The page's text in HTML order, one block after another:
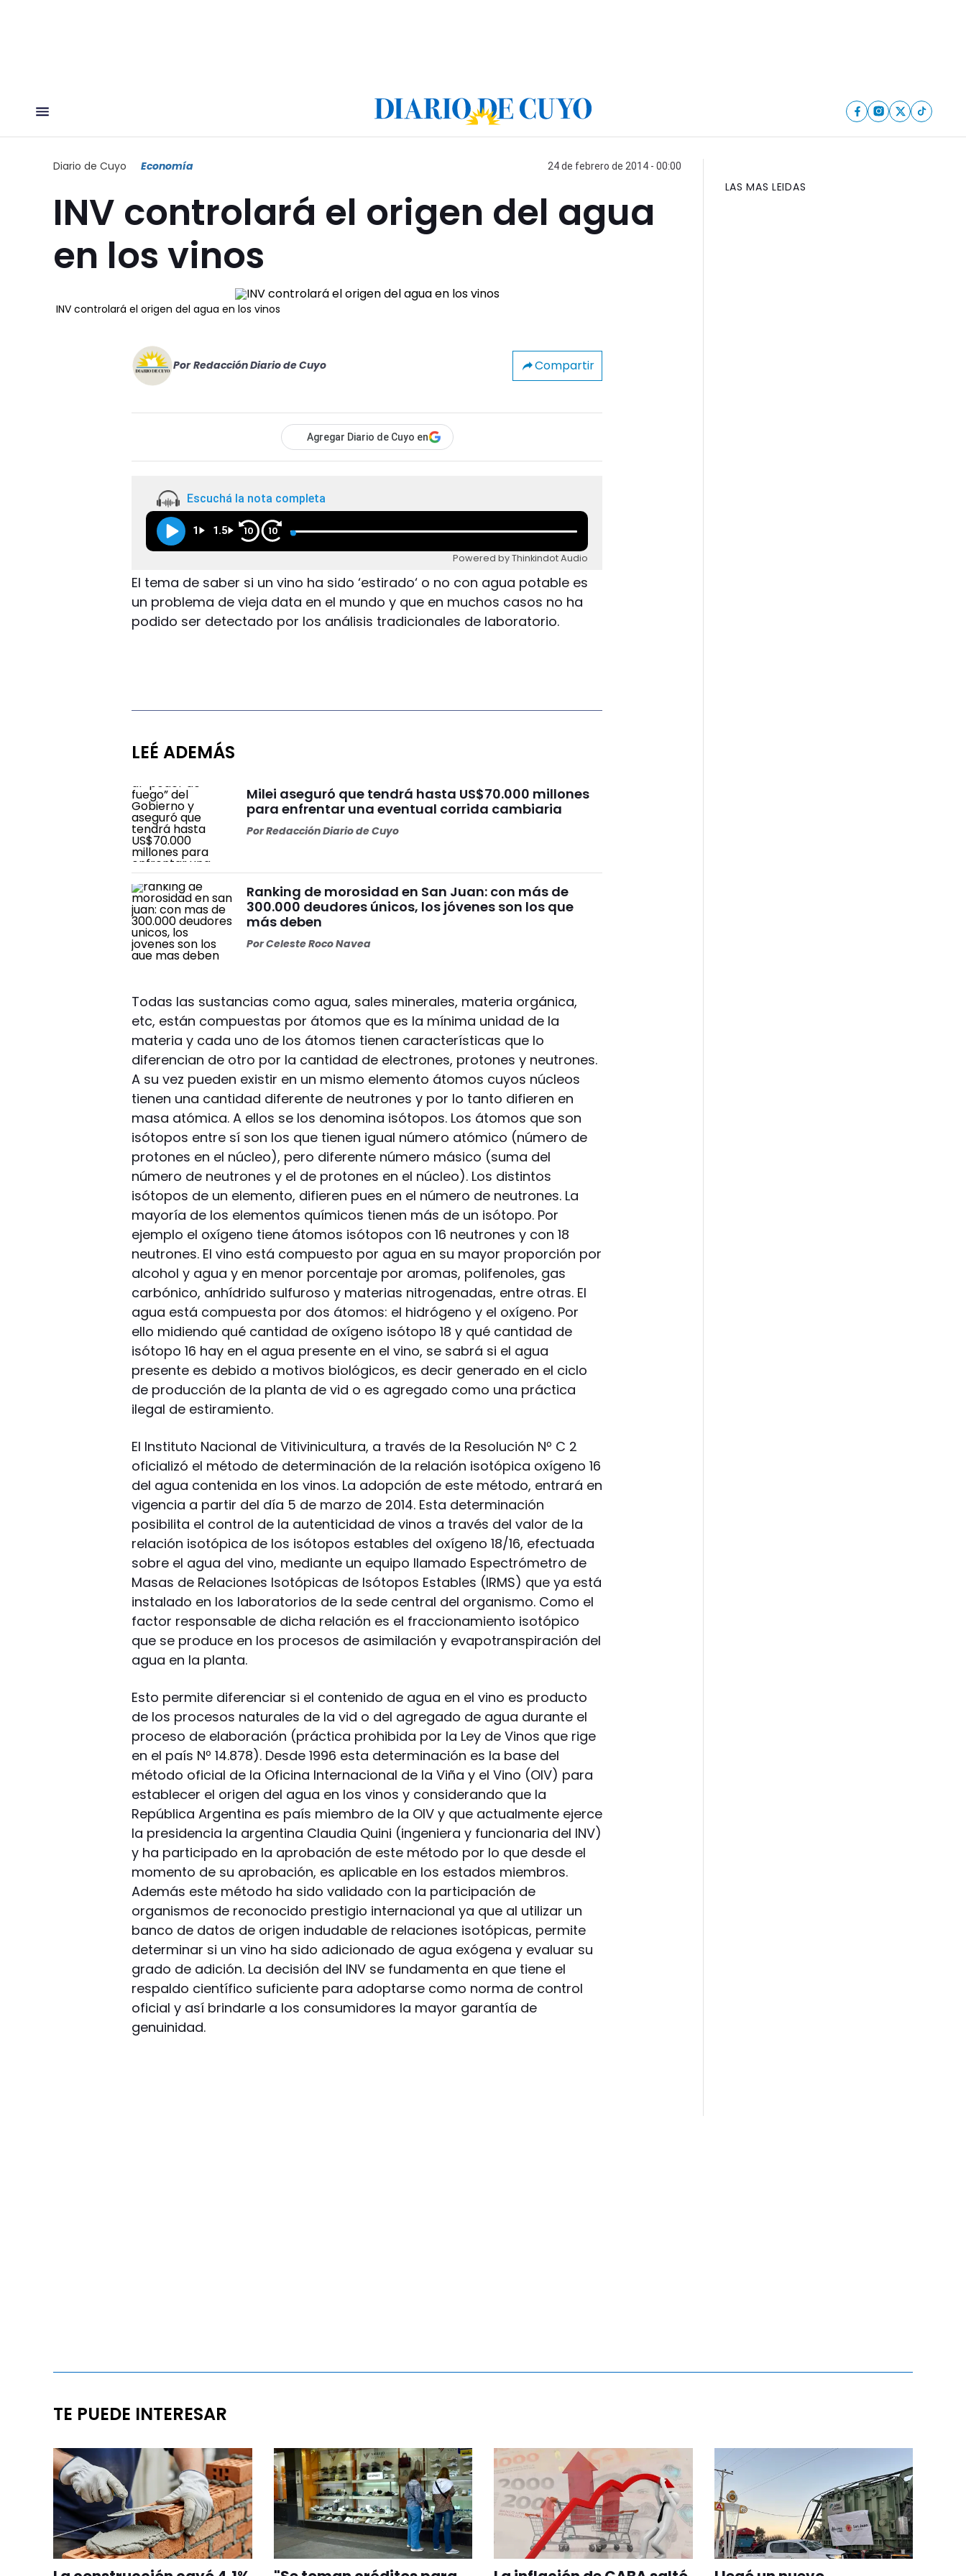
Diario de Cuyo Economía 24 de febrero de 2014 - 00:00
INV controlará el origen del agua
en los vinos
INV controlará el origen del agua en los vinos
Por Redacción Diario de Cuyo Compartir
Agregar Diario de Cuyo en
Escuchá la nota completa
1 1.5 10 10
Powered by Thinkindot Audio
El tema de saber si un vino ha sido ‘estirado‘ o no con agua potable es
un problema de vieja data en el mundo y que en muchos casos no ha
podido ser detectado por los análisis tradicionales de laboratorio.
LEÉ ADEMÁS
Milei aseguró que tendrá hasta US$70.000 millones
para enfrentar una eventual corrida cambiaria
PorRedacción Diario de Cuyo
Ranking de morosidad en San Juan: con más de
300.000 deudores únicos, los jóvenes son los que
más deben
PorCeleste Roco Navea
Todas las sustancias como agua, sales minerales, materia orgánica,
etc, están compuestas por átomos que es la mínima unidad de la
materia y cada uno de los átomos tienen características que lo
diferencian de otro por la cantidad de electrones, protones y neutrones.
A su vez pueden existir en un mismo elemento átomos cuyos núcleos
tienen una cantidad diferente de neutrones y por lo tanto difieren en
masa atómica. A ellos se los denomina isótopos. Los átomos que son
isótopos entre sí son los que tienen igual número atómico (número de
protones en el núcleo), pero diferente número másico (suma del
número de neutrones y el de protones en el núcleo). Los distintos
isótopos de un elemento, difieren pues en el número de neutrones. La
mayoría de los elementos químicos tienen más de un isótopo. Por
ejemplo el oxígeno tiene átomos isótopos con 16 neutrones y con 18
neutrones. El vino está compuesto por agua en su mayor proporción por
alcohol y agua y en menor porcentaje por aromas, polifenoles, gas
carbónico, anhídrido sulfuroso y materias nitrogenadas, entre otras. El
agua está compuesta por dos átomos: el hidrógeno y el oxígeno. Por
ello midiendo qué cantidad de oxígeno isótopo 18 y qué cantidad de
isótopo 16 hay en el agua presente en el vino, se sabrá si el agua
presente es debido a motivos biológicos, es decir generado en el ciclo
de producción de la planta de vid o es agregado como una práctica
ilegal de estiramiento.
El Instituto Nacional de Vitivinicultura, a través de la Resolución Nº C 2
oficializó el método de determinación de la relación isotópica oxígeno 16
del agua contenida en los vinos. La adopción de este método, entrará en
vigencia a partir del día 5 de marzo de 2014. Esta determinación
posibilita el control de la autenticidad de vinos a través del valor de la
relación isotópica de los isótopos estables del oxígeno 18/16, efectuada
sobre el agua del vino, mediante un equipo llamado Espectrómetro de
Masas de Relaciones Isotópicas de Isótopos Estables (IRMS) que ya está
instalado en los laboratorios de la sede central del organismo. Como el
factor responsable de dicha relación es el fraccionamiento isotópico
que se produce en los procesos de asimilación y evapotranspiración del
agua en la planta.
Esto permite diferenciar si el contenido de agua en el vino es producto
de los procesos naturales de la vid o del agregado de agua durante el
proceso de elaboración (práctica prohibida por la Ley de Vinos que rige
en el país Nº 14.878). Desde 1996 esta determinación es la base del
método oficial de la Oficina Internacional de la Viña y el Vino (OIV) para
establecer el origen del agua en los vinos y considerando que la
República Argentina es país miembro de la OIV y que actualmente ejerce
la presidencia la argentina Claudia Quini (ingeniera y funcionaria del INV)
y ha participado en la aprobación de este método por lo que desde el
momento de su aprobación, es aplicable en los estados miembros.
Además este método ha sido validado con la participación de
organismos de reconocido prestigio internacional ya que al utilizar un
banco de datos de origen indudable de relaciones isotópicas, permite
determinar si un vino ha sido adicionado de agua exógena y evaluar su
grado de adición. La decisión del INV se fundamenta en que tiene el
respaldo científico suficiente para adoptarse como norma de control
oficial y así brindarle a los consumidores la mayor garantía de
genuinidad.
LAS MAS LEIDAS
TE PUEDE INTERESAR